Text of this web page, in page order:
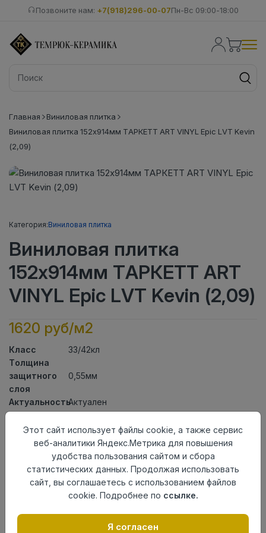
Позвоните нам: +7(918)296-00-07Пн-Вс 09:00-18:00
Главная
Виниловая плитка
Виниловая плитка 152x914мм ТАРКЕТТ ART VINYL Epic LVT Kevin
(2,09)
Категория:Виниловая плитка
Виниловая плитка
152x914мм ТАРКЕТТ ART
VINYL Epic LVT Kevin (2,09)
1620 руб/м2
Класс
33/42кл
Толщина
защитного
слоя
0,55мм
АктуальностьАктуален
Толщина
2,7мм
Размер
доски
152x914мм
Теплый пол
до +27 градусов
Способ
укладки
На клей
4-х сторонняя фаска
происхождения
Россия
Этот сайт использует файлы cookie, а также сервис
веб-аналитики Яндекс.Метрика для повышения
удобства пользования сайтом и сбора
статистических данных. Продолжая использовать
сайт, вы соглашаетесь с использованием файлов
cookie. Подробнее по ссылке.
Я согласен